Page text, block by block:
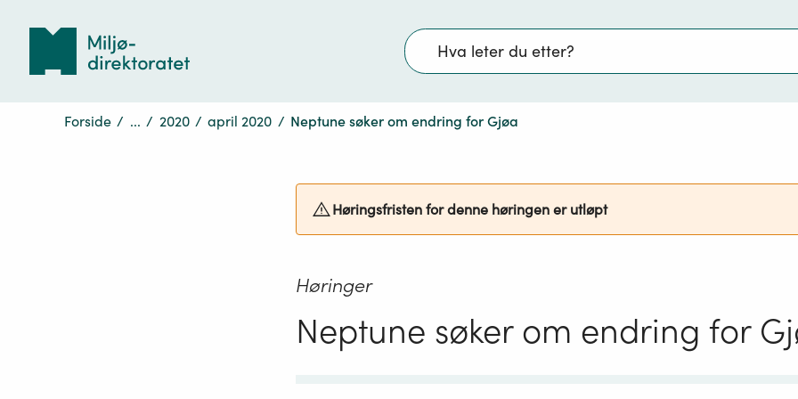
Søk
Forside / ... / 2020 / april 2020 / Neptune søker om endring for Gjøa
Høringsfristen for denne høringen er utløpt
Høringer
Neptune søker om endring for